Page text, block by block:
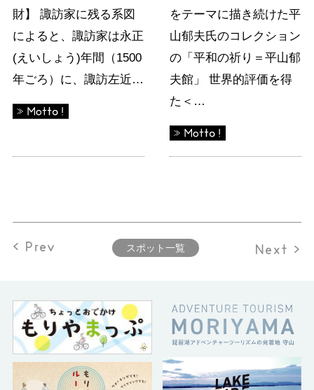
財】 諏訪家に残る系図
によると、諏訪家は永正
(えいしょう)年間（1500
年ごろ）に、諏訪左近…
をテーマに描き続けた平
山郁夫氏のコレクション
の「平和の祈り＝平山郁
夫館」 世界的評価を得
た＜…
< Prev Next >
スポット一覧